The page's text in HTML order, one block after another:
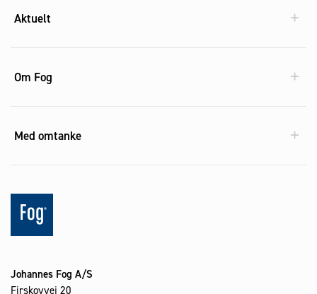
Aktuelt
Om Fog
Med omtanke
Johannes Fog A/S
Firskovvej 20